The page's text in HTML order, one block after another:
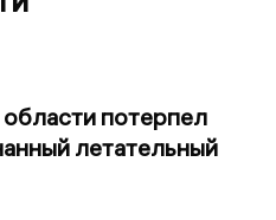
потерпел
летательный